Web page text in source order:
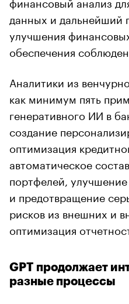
данных и дальнейший
улучшения
обеспечения
Аналитики из
как минимум пять
генеративного ИИ в
создание
оптимизация
автоматическое
портфелей,
и предотвращение
рисков из внешних и
оптимизация
GPT продолжает
разные процессы